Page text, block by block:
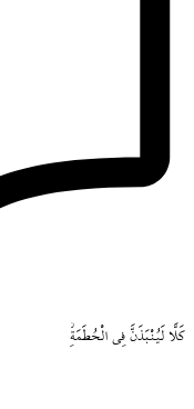
كَلَّا لَيُنْبَذَنَّ فِي الْحُطَمَةِۘ